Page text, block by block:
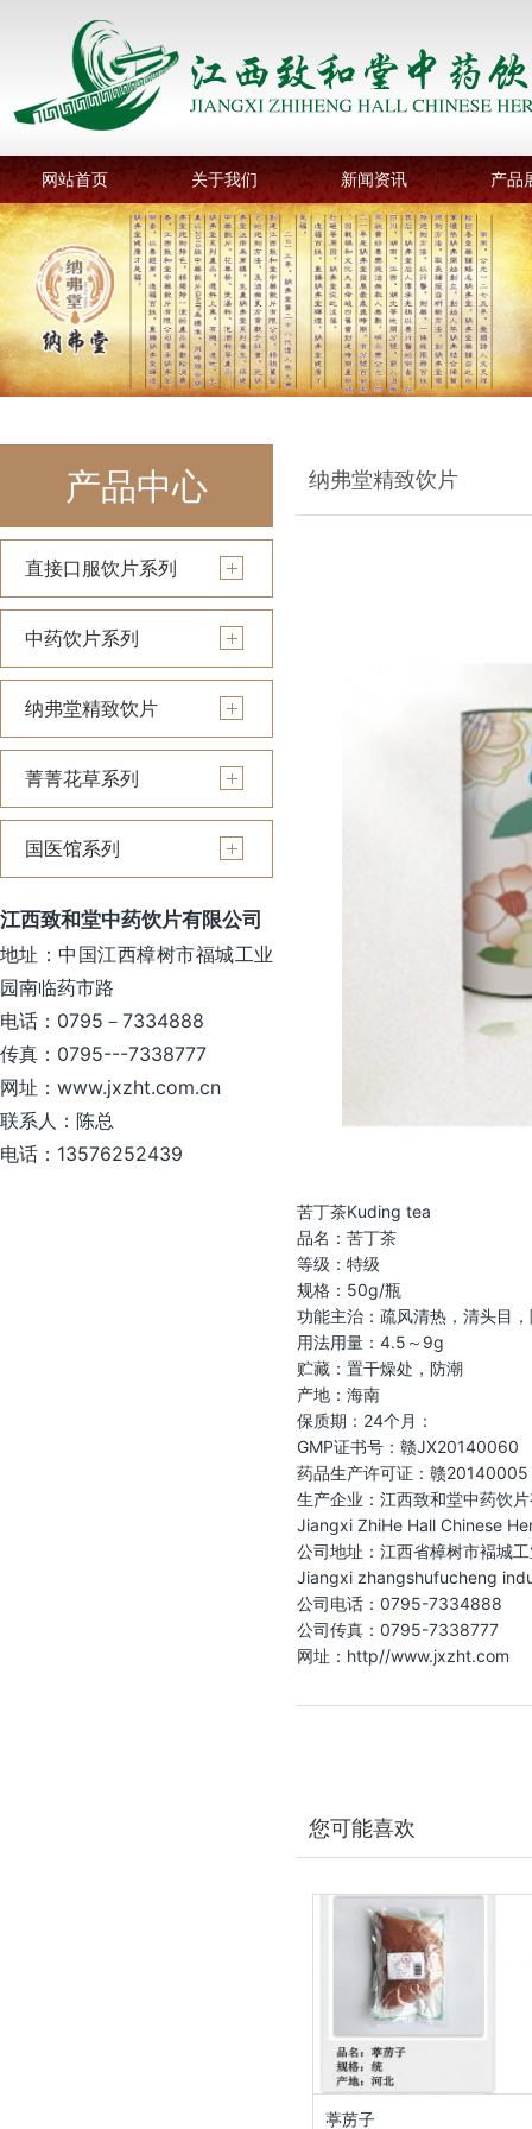
网站首页 关于我们 新闻资讯 产品
产品中心
直接口服饮片系列
中药饮片系列
纳弗堂精致饮片
菁菁花草系列
国医馆系列
江西致和堂中药饮片有限公司
地址：中国江西樟树市福城工业
园南临药市路
电话：0795－7334888
传真：0795---7338777
网址：www.jxzht.com.cn
联系人：陈总
电话：13576252439
纳弗堂精致饮片
苦丁茶Kuding tea
品名：苦丁茶
等级：特级
规格：50g/瓶
功能主治：疏风清热，清头目
用法用量：4.5～9g
贮藏：置干燥处，防潮
产地：海南
保质期：24个月：
GMP证书号：赣JX20140060
药品生产许可证：赣20140005
生产企业：江西致和堂中药饮
Jiangxi ZhiHe Hall Chinese
公司地址：江西省樟树市褔城
Jiangxi zhangshufucheng
公司电话：0795-7334888
公司传真：0795-7338777
网址：http//www.jxzht.com
您可能喜欢
葶苈子